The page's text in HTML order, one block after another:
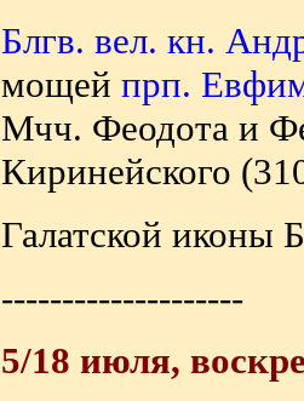
Блгв. вел. кн.
мощей прп.
Мчч. Феодота и
Киринейского
Галатской иконы
--------------------
5/18 июля,